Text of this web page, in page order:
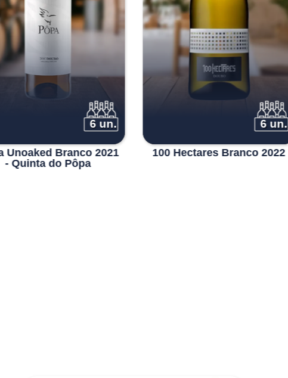
6 un.
Unoaked Branco 2021
- Quinta do Pôpa
6 un.
100 Hectares Branco 2022